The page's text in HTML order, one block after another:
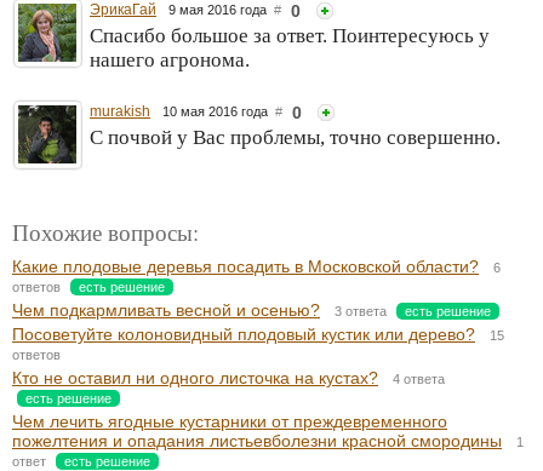
ЭрикаГай 9 мая 2016 года # 0
Спасибо большое за ответ. Поинтересуюсь у
нашего агронома.
murakish 10 мая 2016 года # 0
С почвой у Вас проблемы, точно совершенно.
Похожие вопросы:
Какие плодовые деревья посадить в Московской области?
6
ответов
есть решение
Чем подкармливать весной и осенью? 3 ответа есть решение
Посоветуйте колоновидный плодовый кустик или дерево?
15
ответов
Кто не оставил ни одного листочка на кустах?
4 ответа
есть решение
Чем лечить ягодные кустарники от преждевременного
пожелтения и опадания листьевболезни красной смородины
1
ответ
есть решение